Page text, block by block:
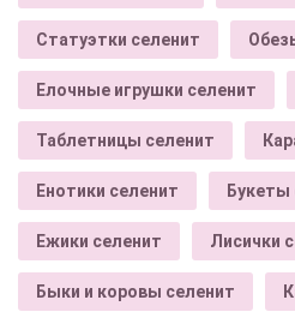
Статуэтки селенит
Елочные игрушки селенит
Таблетницы селенит
Енотики селенит Букеты
Ежики селенит Лисички
Быки и коровы селенит